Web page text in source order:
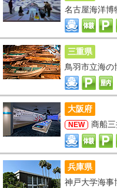
名古屋海洋博
三重県
鳥羽市立海の
大阪府
NEW 商船
兵庫県
神戸大学海事